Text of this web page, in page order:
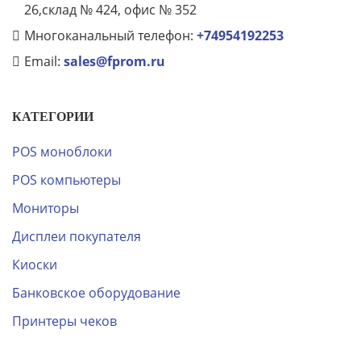
26,склад № 424, офис № 352
Многоканальный телефон: +74954192253
Email: sales@fprom.ru
КАТЕГОРИИ
POS моноблоки
POS компьютеры
Мониторы
Дисплеи покупателя
Киоски
Банковское оборудование
Принтеры чеков